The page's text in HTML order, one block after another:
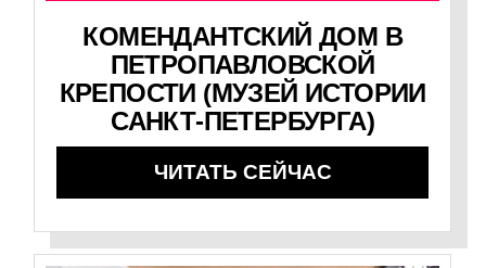
КОМЕНДАНТСКИЙ ДОМ В
ПЕТРОПАВЛОВСКОЙ
КРЕПОСТИ (МУЗЕЙ ИСТОРИИ
САНКТ-ПЕТЕРБУРГА)
ЧИТАТЬ СЕЙЧАС